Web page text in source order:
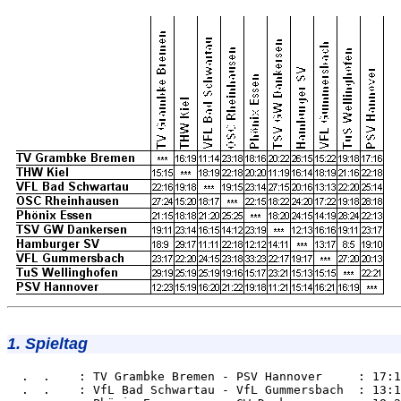
1. Spieltag
.  .    : TV Grambke Bremen - PSV Hannover
.  .    : VfL Bad Schwartau - VfL Gummersbach